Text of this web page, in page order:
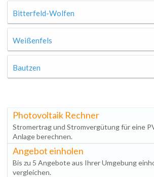
Bitterfeld-Wolfen
Weißenfels
Bautzen
Photovoltaik Rechner
Stromertrag und Stromvergütung für eine
Anlage berechnen.
Angebot einholen
Bis zu 5 Angebote aus Ihrer Umgebung
vergleichen.